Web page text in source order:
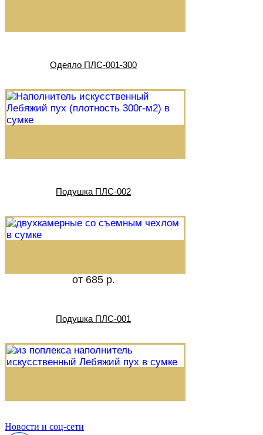
Одеяло ПЛС-001-300
Подушка ПЛС-002
от 685 р.
Подушка ПЛС-001
Новости и соц-сети